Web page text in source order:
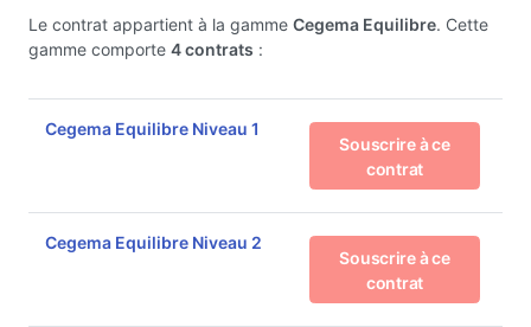
Le contrat appartient à la gamme Cegema Equilibre. Cette
gamme comporte 4 contrats :
Cegema Equilibre Niveau 1
Souscrire à ce
contrat
Cegema Equilibre Niveau 2
Souscrire à ce
contrat